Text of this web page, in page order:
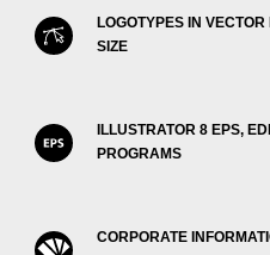
LOGOTYPES IN
SIZE
ILLUSTRATOR 8 EPS,
PROGRAMS
CORPORATE